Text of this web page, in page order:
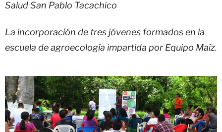
Salud San Pablo Tacachico
La incorporación de tres jóvenes formados en la
escuela de agroecología impartida por Equipo Maíz.